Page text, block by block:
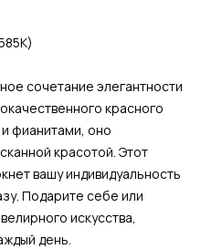
сочетание элегантности
красного
фианитами, оно
красотой. Этот
вашу индивидуальность
Подарите себе или
искусства,
день.